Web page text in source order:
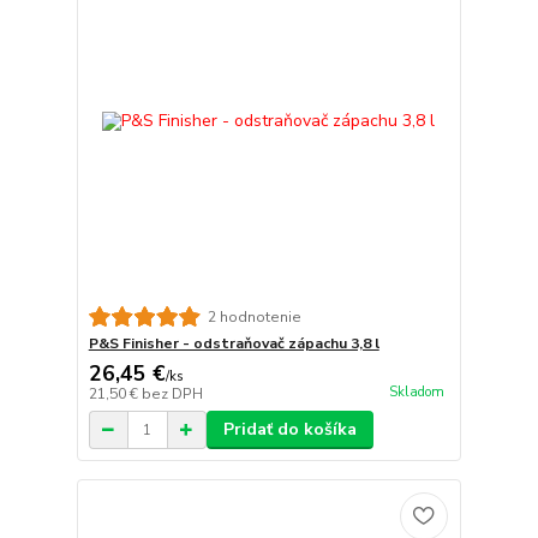
2 hodnotenie
P&S Finisher - odstraňovač zápachu 3,8 l
26,45 €/ks
21,50 € bez DPH Skladom
Pridať do košíka